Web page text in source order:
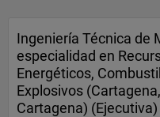
Ingeniería Técnica de
especialidad en
Energéticos,
Explosivos (Cartagena,
Cartagena) (Ejecutiva)